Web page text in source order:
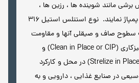
مانند شوینده ها ، رزین ها ،
ماست و … را به خوبی پمپاژ نمایند. نوع استنلس استیل 316
سطوح صاف و صیقلی آنها و مقاومت
به خوردگی ، قابلیت تمیزکاری (Clean in Place or CIP) و
استریل کردن (Strelize in Place or SIP) در محل و کارکرد
وسیعی در صنایع غذایی ، دارویی و به